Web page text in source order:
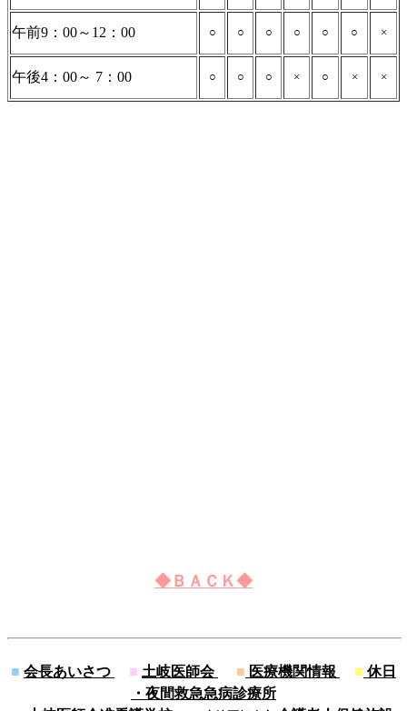
午前9：00～12：00 ○ ○ ○ ○ ○ ○ ×
午後4：00～ 7：00 ○ ○ ○ × ○ × ×
◆ＢＡＣＫ◆
■ 会長あいさつ ■ 土岐医師会 ■ 医療機関情報 ■ 休日
・夜間救急急病診療所